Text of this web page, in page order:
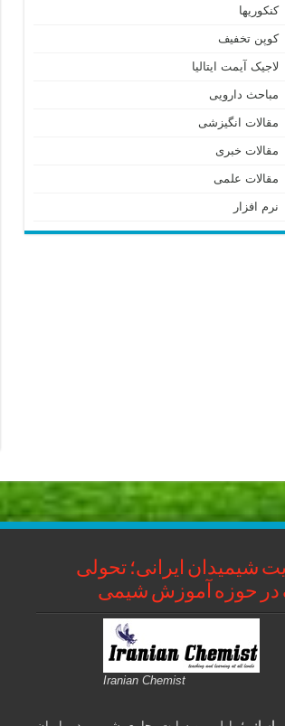
کنکوریها
کوپن تخفیف
لاجیک آیمت ایتالیا
مباحث دارویی
مقالات انگیزشی
مقالات خبری
مقالات علمی
نرم افزار
شیمیدان ایرانی؛ تحولی
در حوزه آموزش شیمی
Iranian Chemist